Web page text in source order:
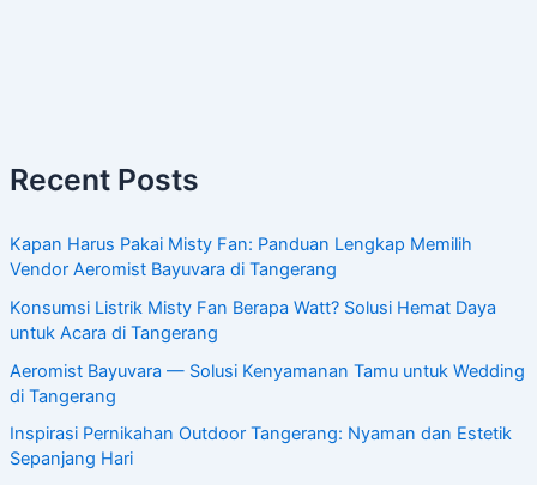
Recent Posts
Kapan Harus Pakai Misty Fan: Panduan Lengkap Memilih
Vendor Aeromist Bayuvara di Tangerang
Konsumsi Listrik Misty Fan Berapa Watt? Solusi Hemat Daya
untuk Acara di Tangerang
Aeromist Bayuvara — Solusi Kenyamanan Tamu untuk Wedding
di Tangerang
Inspirasi Pernikahan Outdoor Tangerang: Nyaman dan Estetik
Sepanjang Hari